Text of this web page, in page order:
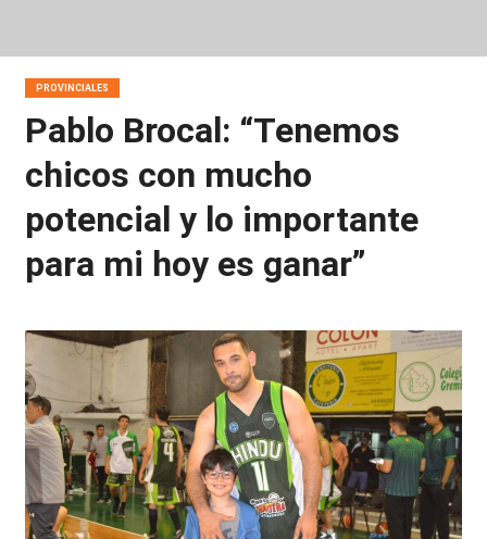
PROVINCIALES
Pablo Brocal: “Tenemos
chicos con mucho
potencial y lo importante
para mi hoy es ganar”